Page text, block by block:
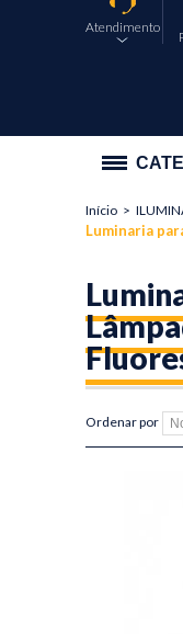
Atendimento
PROMOÇÃO
Lâmpadas
Luminaria
Led
Início >
Luminaria
Ordenar por